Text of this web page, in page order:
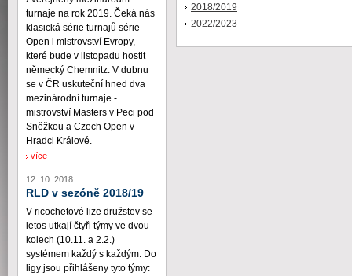
2018/2019
2022/2023
turnaje na rok 2019. Čeká nás
klasická série turnajů série
Open i mistrovství Evropy,
které bude v listopadu hostit
německý Chemnitz. V dubnu
se v ČR uskuteční hned dva
mezinárodní turnaje -
mistrovství Masters v Peci pod
Sněžkou a Czech Open v
Hradci Králové.
více
12. 10. 2018
RLD v sezóně 2018/19
V ricochetové lize družstev se
letos utkají čtyři týmy ve dvou
kolech (10.11. a 2.2.)
systémem každý s každým. Do
ligy jsou přihlášeny tyto týmy: